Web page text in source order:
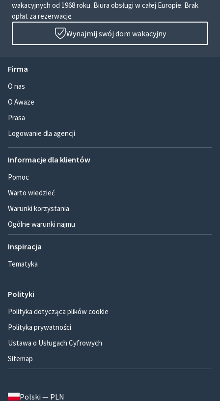
wakacyjnych od 1968 roku. Biura obsługi w całej Europie. Brak
opłat za rezerwację.
Wynajmij swój dom wakacyjny
Firma
O nas
O Awaze
Prasa
Logowanie dla agencji
Informacje dla klientów
Pomoc
Warto wiedzieć
Warunki korzystania
Ogólne warunki najmu
Inspiracja
Tematyka
Polityki
Polityka dotycząca plików cookie
Polityka prywatności
Ustawa o Usługach Cyfrowych
Sitemap
Polski — PLN